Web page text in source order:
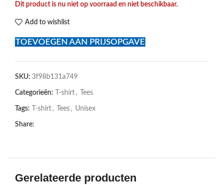
Dit product is nu niet op voorraad en niet beschikbaar.
Add to wishlist
TOEVOEGEN AAN PRIJSOPGAVE
SKU: 3f98b131a749
Categorieën: T-shirt , Tees
Tags: T-shirt , Tees , Unisex
Share:
Gerelateerde producten